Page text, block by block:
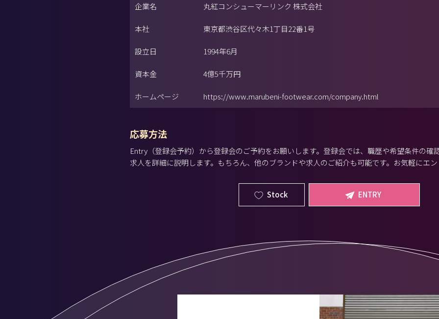
企業名 丸紅コンシューマーリンク 株式会社
本社 東京都渋谷区代々木1丁目22番1号
設立日 1994年6月
資本金 4億5千万円
ホームページ https://www.marubeni-footwear.com/company.html
応募方法
Entry（登録会予約）から登録会のご予約をお願いします。登録会では、職歴や希望条件の確
求人を詳細に説明します。もちろん、他のブランドや求人のご紹介も可能です。お気軽にエ
Stock ENTRY